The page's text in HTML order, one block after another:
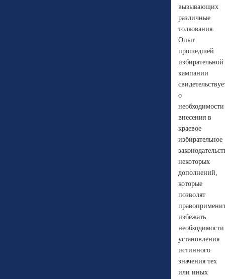
вызывающих
различные
толкования.
Опыт
прошедшей
избирательной
кампании
о
необходимости
внесения в
краевое
избирательное
некоторых
дополнений,
которые
позволят
избежать
необходимости
установления
истинного
значения тех
или иных